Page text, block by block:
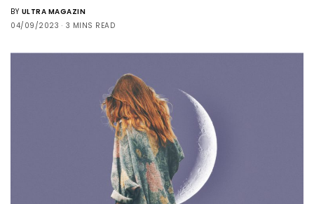
BY ULTRA MAGAZIN
04/09/2023
3 MINS READ